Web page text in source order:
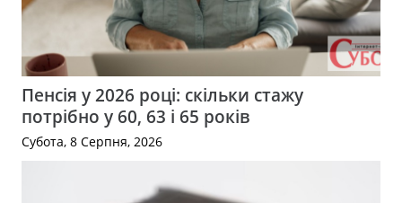
Пенсія у 2026 році: скільки стажу
потрібно у 60, 63 і 65 років
Субота, 8 Серпня, 2026